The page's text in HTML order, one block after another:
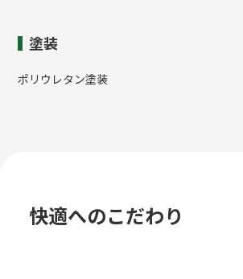
塗装
ポリウレタン塗装
快適へのこだわり